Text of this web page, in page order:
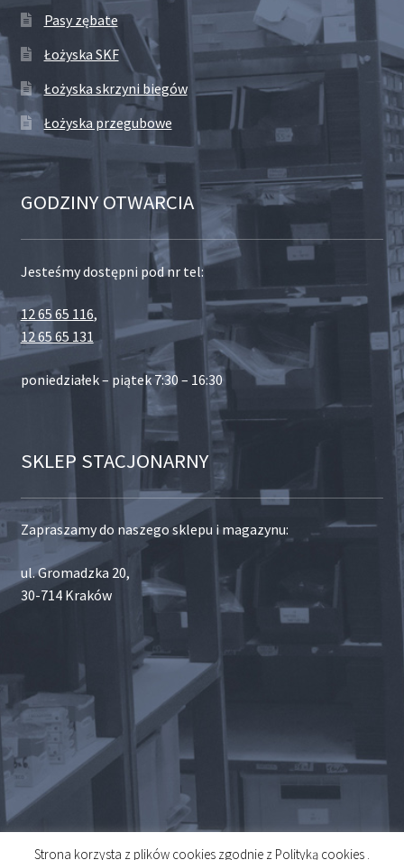
Pasy zębate
Łożyska SKF
Łożyska skrzyni biegów
Łożyska przegubowe
GODZINY OTWARCIA
Jesteśmy dostępni pod nr tel:
12 65 65 116,
12 65 65 131
poniedziałek – piątek 7:30 – 16:30
SKLEP STACJONARNY
Zapraszamy do naszego sklepu i magazynu:
ul. Gromadzka 20,
30-714 Kraków
Strona korzysta z plików cookies zgodnie z Polityką cookies .